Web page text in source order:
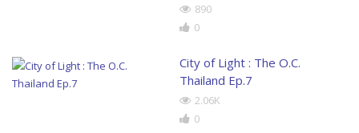
890
0
City of Light : The O.C.
Thailand Ep.7
2.06K
0